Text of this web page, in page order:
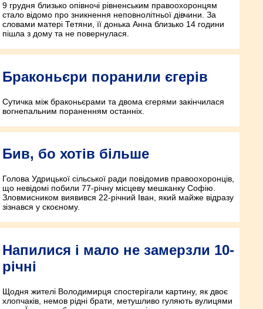
9 грудня близько опівночі рівненським правоохоронцям
стало відомо про зникнення неповнолітньої дівчини. За
словами матері Тетяни, її донька Анна близько 14 години
пішла з дому та не повернулася.
Браконьєри поранили єгерів
Сутичка між браконьєрами та двома єгерями закінчилася
вогнепальним пораненням останніх.
Бив, бо хотів більше
Голова Удрицької сільської ради повідомив правоохоронців,
що невідомі побили 77-річну місцеву мешканку Софію.
Зловмисником виявився 22-річний Іван, який майже відразу
зізнався у скоєному.
Напилися і мало не замерзли 10-
річні
Щодня жителі Володимирця спостерігали картину, як двоє
хлопчаків, немов рідні брати, метушливо гуляють вулицями